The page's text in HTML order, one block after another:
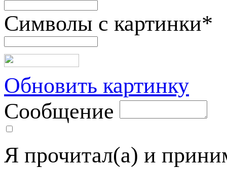
Символы с картинки*
Обновить картинку
Сообщение
Я прочитал(а) и